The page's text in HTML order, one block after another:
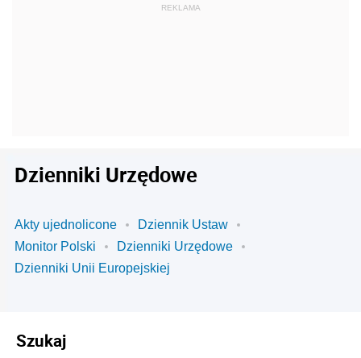
Dzienniki Urzędowe
Akty ujednolicone
Dziennik Ustaw
Monitor Polski
Dzienniki Urzędowe
Dzienniki Unii Europejskiej
Szukaj